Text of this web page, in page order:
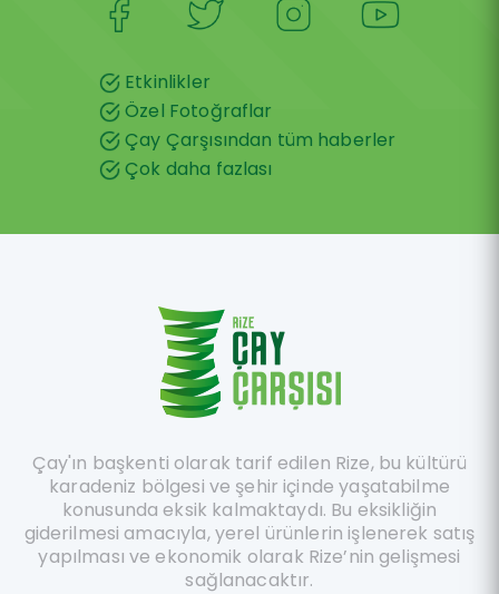
Etkinlikler
Özel Fotoğraflar
Çay Çarşısından tüm haberler
Çok daha fazlası
Çay'ın başkenti olarak tarif edilen Rize, bu kültürü
karadeniz bölgesi ve şehir içinde yaşatabilme
konusunda eksik kalmaktaydı. Bu eksikliğin
giderilmesi amacıyla, yerel ürünlerin işlenerek satış
yapılması ve ekonomik olarak Rize’nin gelişmesi
sağlanacaktır.